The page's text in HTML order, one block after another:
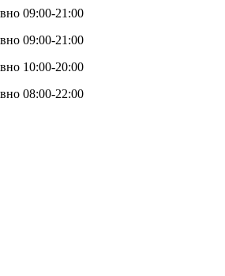
09:00-21:00
09:00-21:00
10:00-20:00
08:00-22:00